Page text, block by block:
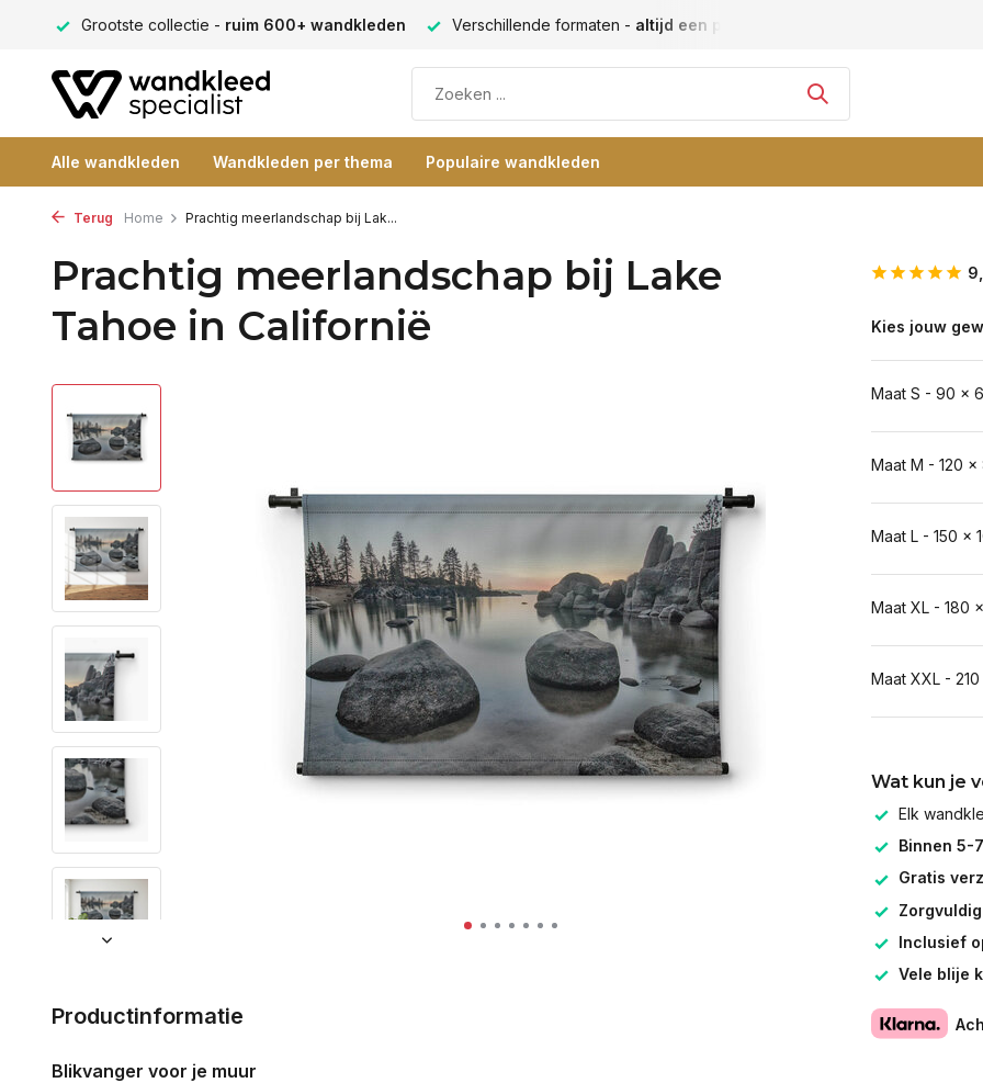
Verschillende formaten - altijd een passende maat Vele blije klanten -klantbeoordeling 9+
Alle wandkleden Wandkleden per thema Populaire wandkleden
Terug Home Prachtig meerlandschap bij Lak...
Prachtig meerlandschap bij Lake
Tahoe in Californië
Productinformatie
Blikvanger voor je muur
Kies jouw
Maat S - 90 x
Maat M - 120 x
Maat L - 150 x
Maat XL - 180
Maat XXL -
Wat kun je
Elk
Binnen 5-
Gratis
Inclusief
Vele blije